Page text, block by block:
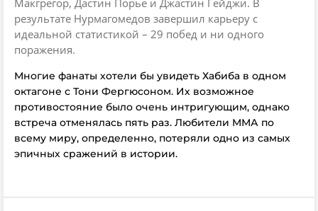
результате Нурмагомедов завершил карьеру с
идеальной статистикой – 29 побед и ни одного
поражения.
Многие фанаты хотели бы увидеть Хабиба в одном
октагоне с Тони Фергюсоном. Их возможное
противостояние было очень интригующим, однако
встреча отменялась пять раз. Любители ММА по
всему миру, определенно, потеряли одно из самых
эпичных сражений в истории.